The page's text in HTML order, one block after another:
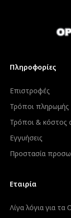
Πληροφορίες
Επιστροφές
Τρόποι πληρωμής
Τρόποι & κόστος
Εγγυήσεις
Προστασία
Εταιρία
Λίγα λόγια για τα